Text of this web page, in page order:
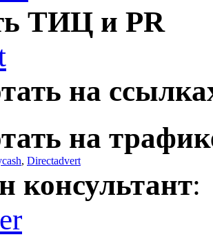
ТИЦ и PR
на
на
, Directadvert
консультант: